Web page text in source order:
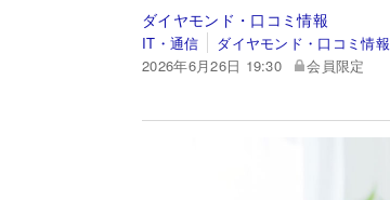
ダイヤモンド・口コミ情報
IT・通信
ダイヤモンド・口コミ情報
2026年6月26日 19:30
会員限定